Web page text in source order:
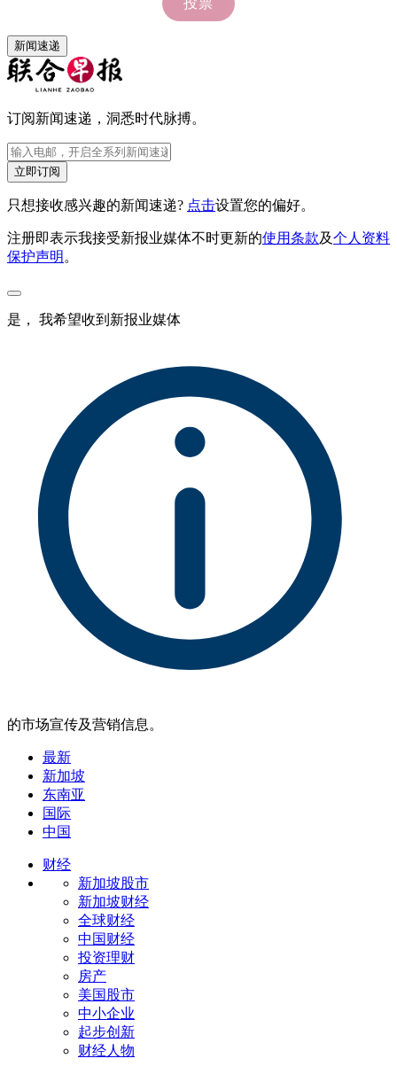
新闻速递
订阅新闻速递，洞悉时代脉搏。
立即订阅
只想接收感兴趣的新闻速递? 点击设置您的偏好。
注册即表示我接受新报业媒体不时更新的使用条款及个人资料
保护声明 。
是， 我希望收到新报业媒体
的市场宣传及营销信息。
最新
新加坡
东南亚
国际
中国
财经
新加坡股市
新加坡财经
全球财经
中国财经
投资理财
房产
美国股市
中小企业
起步创新
财经人物